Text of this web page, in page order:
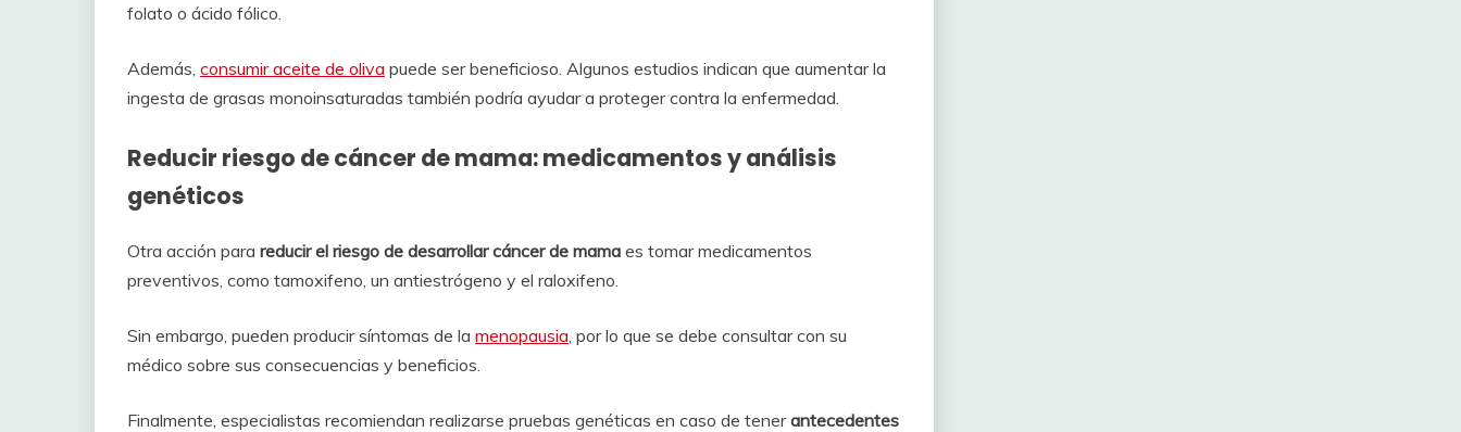
folato o ácido fólico.
Además, consumir aceite de oliva puede ser beneficioso. Algunos estudios indican que aumentar la
ingesta de grasas monoinsaturadas también podría ayudar a proteger contra la enfermedad.
Reducir riesgo de cáncer de mama: medicamentos y análisis
genéticos
Otra acción para reducir el riesgo de desarrollar cáncer de mama es tomar medicamentos
preventivos, como tamoxifeno, un antiestrógeno y el raloxifeno.
Sin embargo, pueden producir síntomas de la menopausia, por lo que se debe consultar con su
médico sobre sus consecuencias y beneficios.
Finalmente, especialistas recomiendan realizarse pruebas genéticas en caso de tenerantecedentes